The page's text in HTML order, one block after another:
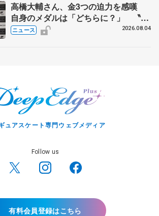
高橋大輔さん、金3つの迫力を感嘆
自身のメダルは「どちらに？」 〝リ
ス兄弟〟オリンピック3連覇の野村忠
ニュース 2026.08.04
ュアスケート専門ウェブメディア
Follow us
有料会員登録はこちら